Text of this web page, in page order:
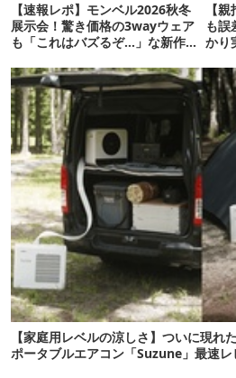
【速報レポ】モンベル2026秋冬
展示会！驚き価格の3wayウェア
も「これはバズるぞ…」な新作
【
も誤
かり
【家庭用レベルの涼しさ】ついに現れ
ポータブルエアコン「Suzune」最速レ